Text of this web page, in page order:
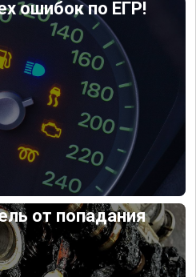
ошибок по ЕГР!
от попадания